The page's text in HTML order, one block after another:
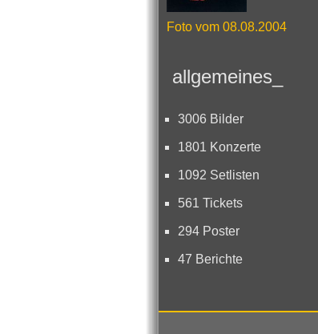
Foto vom 08.08.2004
allgemeines_
3006 Bilder
1801 Konzerte
1092 Setlisten
561 Tickets
294 Poster
47 Berichte